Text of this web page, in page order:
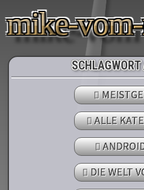
mike-
ALLE
DIE WELT